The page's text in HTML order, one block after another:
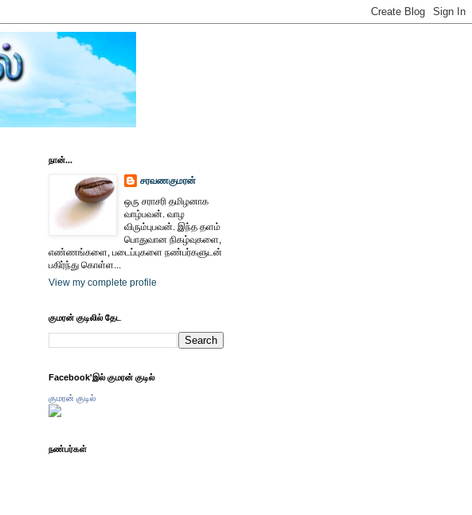
நான்...
சரவணகுமரன்
ஒரு சராசரி தமிழனாக
வாழ்பவன். வாழ
விரும்புபவன். இந்த தளம்
பொதுவான நிகழ்வுகளை,
எண்ணங்களை, படைப்புகளை நண்பர்களுடன்
பகிர்ந்து கொள்ள...
View my complete profile
குமரன் குடிலில் தேட
Facebook'இல் குமரன் குடில்
குமரன் குடில்
நண்பர்கள்